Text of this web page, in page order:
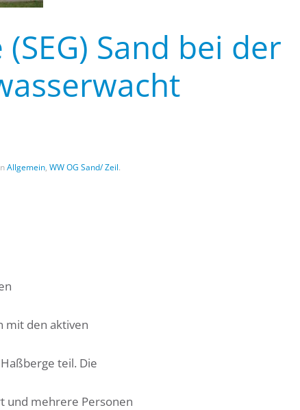
Sand bei der
Allgemein, WW OG Sand/ Zeil.
mit den aktiven
teil. Die
und mehrere Personen